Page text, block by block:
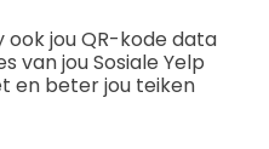
ook jou QR-kode data
van jou Sosiale Yelp
en beter jou teiken